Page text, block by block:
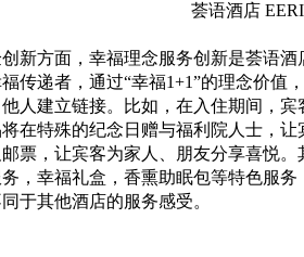
荟语酒店
新方面，幸福理念服务创新是荟语
传递者，通过“幸福1+1”的理念价值
他人建立链接。比如，在入住期间，
在特殊的纪念日赠与福利院人士，
票，让宾客为家人、朋友分享喜悦
，幸福礼盒，香熏助眠包等特色服
于其他酒店的服务感受。